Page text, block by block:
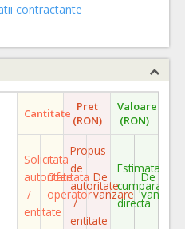
contractante
Cantitate Pret
(RON)
Valoare
(RON)
Solicitata
autoritate
/
entitate
Ofertata
operator
Propus
de
autoritate
/
entitate
De
vanzare
Estimata
cumparare
directa
De
vanzare